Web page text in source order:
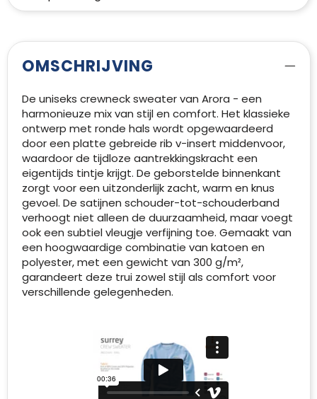
OMSCHRIJVING
De uniseks crewneck sweater van Arora - een
harmonieuze mix van stijl en comfort. Het klassieke
ontwerp met ronde hals wordt opgewaardeerd
door een platte gebreide rib v-insert middenvoor,
waardoor de tijdloze aantrekkingskracht een
eigentijds tintje krijgt. De geborstelde binnenkant
zorgt voor een uitzonderlijk zacht, warm en knus
gevoel. De satijnen schouder-tot-schouderband
verhoogt niet alleen de duurzaamheid, maar voegt
ook een subtiel vleugje verfijning toe. Gemaakt van
een hoogwaardige combinatie van katoen en
polyester, met een gewicht van 300 g/m²,
garandeert deze trui zowel stijl als comfort voor
verschillende gelegenheden.